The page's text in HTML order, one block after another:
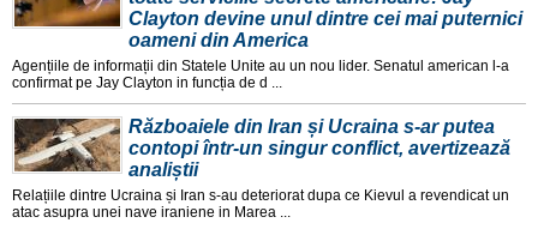
Clayton devine unul dintre cei mai puternici
oameni din America
Agențiile de informații din Statele Unite au un nou lider. Senatul american l-a
confirmat pe Jay Clayton in funcția de d ...
Războaiele din Iran și Ucraina s-ar putea
contopi într-un singur conflict, avertizează
analiștii
Relațiile dintre Ucraina și Iran s-au deteriorat dupa ce Kievul a revendicat un
atac asupra unei nave iraniene in Marea ...